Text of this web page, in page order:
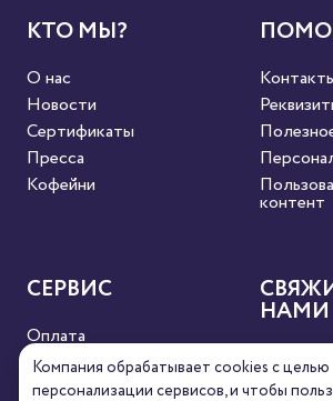
КТО МЫ?
О нас
Новости
Сертификаты
Пресса
Кофейни
контент
СЕРВИС
Оплата
Доставка
Условия продажи
НАМИ
8
Компания обрабатывает cookies с целью
персонализации сервисов, и чтобы